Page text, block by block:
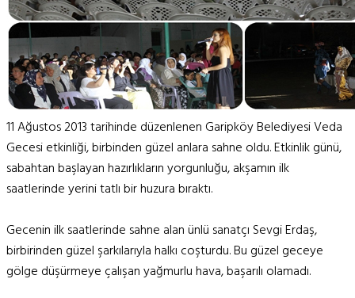
11 Ağustos 2013 tarihinde düzenlenen Garipköy Belediyesi Veda
Gecesi etkinliği, birbinden güzel anlara sahne oldu. Etkinlik günü,
sabahtan başlayan hazırlıkların yorgunluğu, akşamın ilk
saatlerinde yerini tatlı bir huzura bıraktı.
Gecenin ilk saatlerinde sahne alan ünlü sanatçı Sevgi Erdaş,
birbirinden güzel şarkılarıyla halkı coşturdu. Bu güzel geceye
gölge düşürmeye çalışan yağmurlu hava, başarılı olamadı.